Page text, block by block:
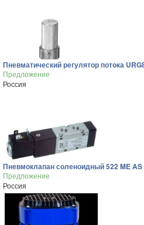
Пневматический регулятор потока
Предложение
Россия
Пневмоклапан соленоидный 522 ME
Предложение
Россия